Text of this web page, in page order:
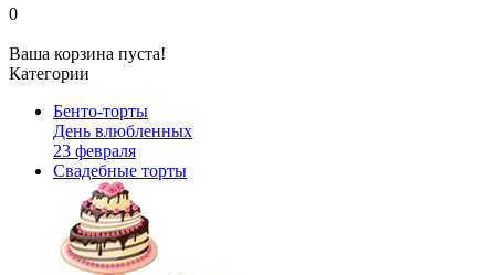
0
Ваша корзина пуста!
Категории
Бенто-торты
День влюбленных
23 февраля
Свадебные торты